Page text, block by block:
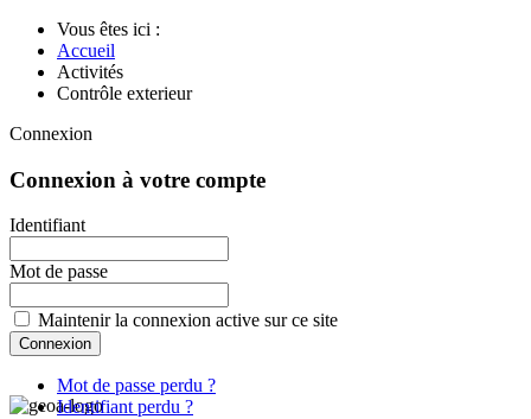
Vous êtes ici :
Accueil
Activités
Contrôle exterieur
Connexion
Connexion à votre compte
Identifiant
Mot de passe
Maintenir la connexion active sur ce site
Mot de passe perdu ?
Identifiant perdu ?